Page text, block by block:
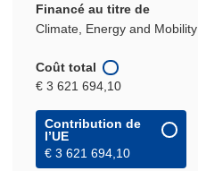
Financé au titre de
Climate, Energy and Mobility
Coût total
€ 3 621 694,10
Contribution de
l’UE
€ 3 621 694,10